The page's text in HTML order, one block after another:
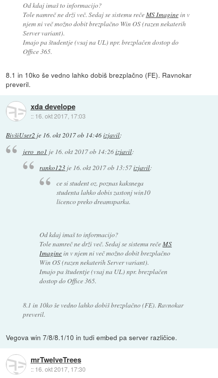
Od kdaj imaš to informacijo?
Tole namreč ne drži več. Sedaj se sistemu rečeMS Imaginein v
njem ni več možno dobit brezplačno Win OS (razen nekaterih
Server variant).
Imajo pa študentje (vsaj na UL) npr. brezplačen dostop do
Office 365.
8.1 in 10ko še vedno lahko dobiš brezplačno (FE). Ravnokar
preveril.
xda develope
:: 16. okt 2017, 17:03
BivšiUser2 je 16. okt 2017 ob 14:46izjavil:
jero_no1 je 16. okt 2017 ob 14:26izjavil:
ranko123 je 16. okt 2017 ob 13:57izjavil:
ce si student oz. poznas kaksnega
studenta lahko dobis zastonj win10
licenco preko dreamsparka.
Od kdaj imaš to informacijo?
Tole namreč ne drži več. Sedaj se sistemu rečeMS
Imaginein v njem ni več možno dobit brezplačno
Win OS (razen nekaterih Server variant).
Imajo pa študentje (vsaj na UL) npr. brezplačen
dostop do Office 365.
8.1 in 10ko še vedno lahko dobiš brezplačno (FE). Ravnokar
preveril.
Vegova win 7/8/8.1/10 in tudi embed pa server različice.
mrTwelveTrees
:: 16. okt 2017, 17:30